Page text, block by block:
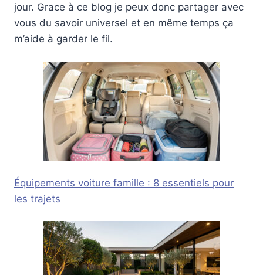
jour. Grace à ce blog je peux donc partager avec
vous du savoir universel et en même temps ça
m’aide à garder le fil.
Équipements voiture famille : 8 essentiels pour
les trajets